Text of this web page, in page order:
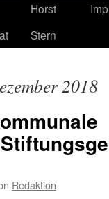
Horst
Stern
2018
Redaktion